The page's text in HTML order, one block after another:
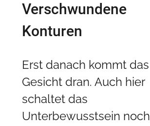
Verschwundene
Konturen
Erst danach kommt das
Gesicht dran. Auch hier
schaltet das
Unterbewusstsein noch